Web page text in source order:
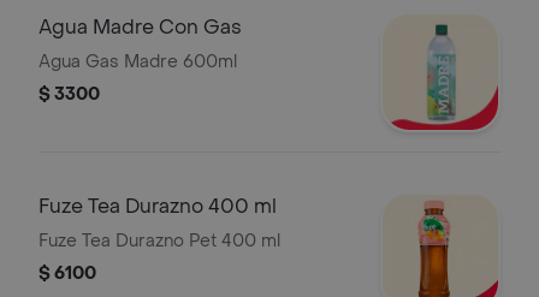
Agua Madre Con Gas
Agua Gas Madre 600ml
$ 3300
Fuze Tea Durazno 400 ml
Fuze Tea Durazno Pet 400 ml
$ 6100